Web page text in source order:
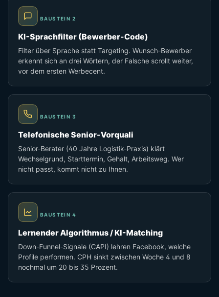
BAUSTEIN 2
KI-Sprachfilter (Bewerber-Code)
Filter über Sprache statt Targeting. Wunsch-Bewerber
erkennt sich an drei Wörtern, der Falsche scrollt weiter,
vor dem ersten Werbecent.
BAUSTEIN 3
Telefonische Senior-Vorquali
Senior-Berater (40 Jahre Logistik-Praxis) klärt
Wechselgrund, Starttermin, Gehalt, Arbeitsweg. Wer
nicht passt, kommt nicht zu Ihnen.
BAUSTEIN 4
Lernender Algorithmus / KI-Matching
Down-Funnel-Signale (CAPI) lehren Facebook, welche
Profile performen. CPH sinkt zwischen Woche 4 und 8
nochmal um 20 bis 35 Prozent.